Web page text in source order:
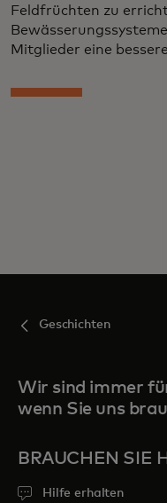
Feldfrüchten zu
Mitglieder eine
Geschichten
Wir sind immer
wenn Sie uns
BRAUCHEN SIE
Hilfe erhalten